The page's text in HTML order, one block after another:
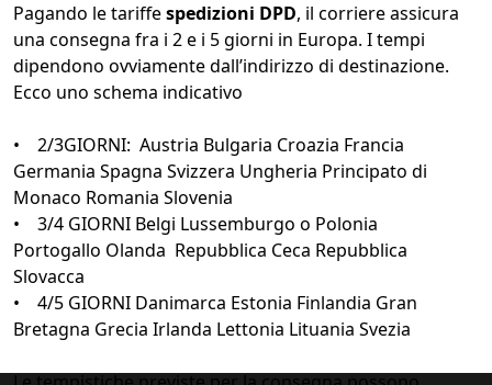
Pagando le tariffespedizioni DPD, il corriere assicura
una consegna fra i 2 e i 5 giorni in Europa. I tempi
dipendono ovviamente dall’indirizzo di destinazione.
Ecco uno schema indicativo
• 2/3GIORNI: Austria Bulgaria Croazia Francia
Germania Spagna Svizzera Ungheria Principato di
Monaco Romania Slovenia
• 3/4 GIORNI Belgi Lussemburgo o Polonia
Portogallo Olanda Repubblica Ceca Repubblica
Slovacca
• 4/5 GIORNI Danimarca Estonia Finlandia Gran
Bretagna Grecia Irlanda Lettonia Lituania Svezia